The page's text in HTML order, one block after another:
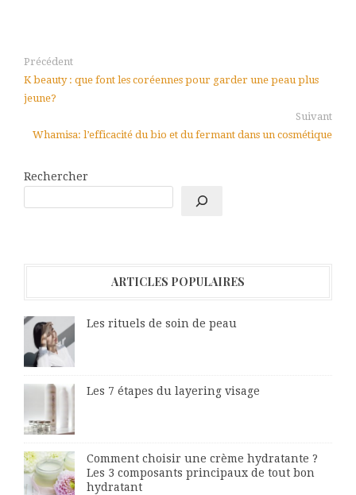
Précédent
K beauty : que font les coréennes pour garder une peau plus
jeune?
Suivant
Whamisa: l’efficacité du bio et du fermant dans un cosmétique
Rechercher
ARTICLES POPULAIRES
Les rituels de soin de peau
Les 7 étapes du layering visage
Comment choisir une crème hydratante ?
Les 3 composants principaux de tout bon
hydratant